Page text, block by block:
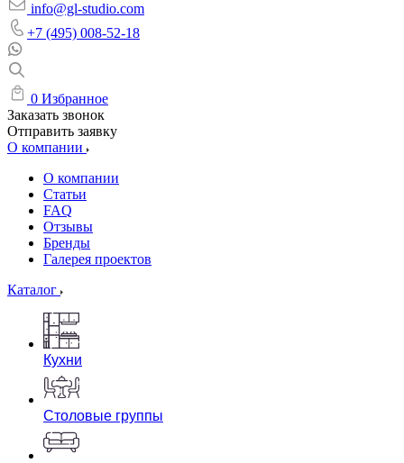
info@gl-studio.com
+7 (495) 008-52-18
0 Избранное
Заказать звонок
Отправить заявку
О компании
О компании
Статьи
FAQ
Отзывы
Бренды
Галерея проектов
Каталог
Кухни
Столовые группы